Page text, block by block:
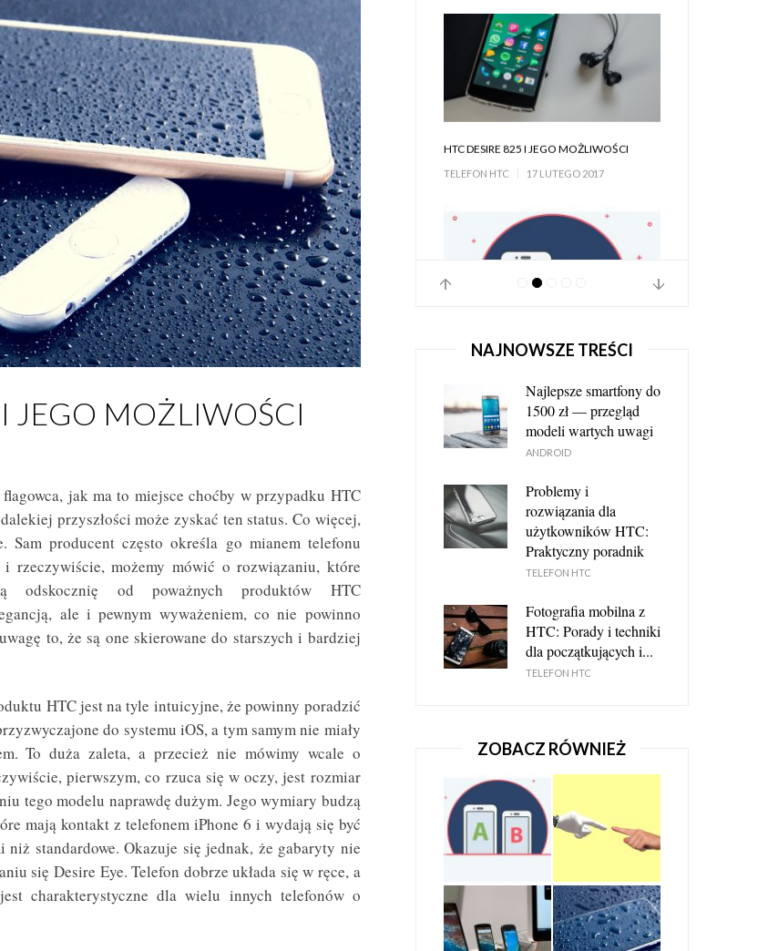
JEGO MOŻLIWOŚCI
jak ma to miejsce choćby w przypadku HTC
przyszłości może zyskać ten status. Co więcej,
Sam producent często określa go mianem telefonu
rzeczywiście, możemy mówić o rozwiązaniu, które
odskocznię od poważnych produktów HTC
ale i pewnym wyważeniem, co nie powinno
to, że są one skierowane do starszych i bardziej
HTC jest na tyle intuicyjne, że powinny poradzić
do systemu iOS, a tym samym nie miały
To duża zaleta, a przecież nie mówimy wcale o
pierwszym, co rzuca się w oczy, jest rozmiar
tego modelu naprawdę dużym. Jego wymiary budzą
mają kontakt z telefonem iPhone 6 i wydają się być
standardowe. Okazuje się jednak, że gabaryty nie
się Desire Eye. Telefon dobrze układa się w ręce, a
charakterystyczne dla wielu innych telefonów o
TELEFON HTC 21 LUTEGO 2017
HTC SYNC - NAJWAŻNIEJSZE INFORMACJE
27 LUTEGO 2017
NAJNOWSZE TREŚCI
Najlepsze smartfony do
1500 zł — przegląd
modeli wartych uwagi
ANDROID
Problemy i
rozwiązania dla
użytkowników HTC:
Praktyczny poradnik
TELEFON HTC
Fotografia mobilna z
HTC: Porady i techniki
dla początkujących i...
TELEFON HTC
ZOBACZ RÓWNIEŻ